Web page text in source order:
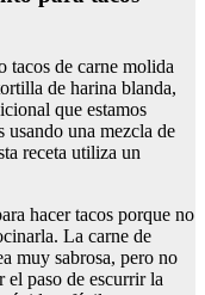
tacos de carne molida
de harina blanda,
que estamos
una mezcla de
receta utiliza un
hacer tacos porque no
La carne de
muy sabrosa, pero no
paso de escurrir la